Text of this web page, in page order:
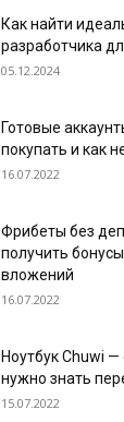
Как найти
разработчика
05.12.2024
Готовые
покупать и как
16.07.2022
Фрибеты без
получить
вложений
16.07.2022
Ноутбук Chuwi —
нужно знать
15.07.2022